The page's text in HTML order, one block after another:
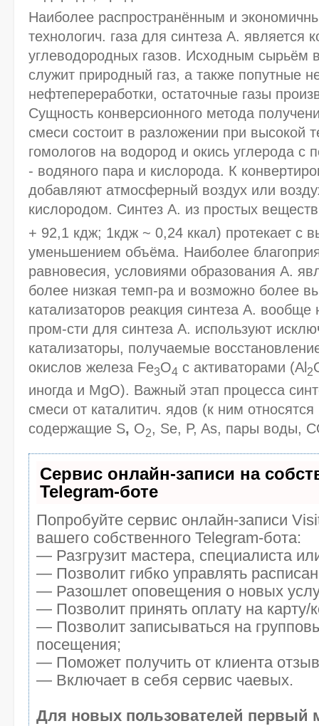
Наиболее распространённым и
технологич. газа для синтеза А. является
углеводородных газов. Исходным сырьём
служит природный газ, а также попутные
нефтепереработки, остаточные газы
Сущность конверсионного метода
смеси состоит в разложении при высокой
гомологов на водород и окись углерода с
- водяного пара и кислорода. К
добавляют атмосферный воздух или
кислородом. Синтез А. из простых
+ 92,1 кдж; 1кдж ~ 0,24 ккал) протекает с
уменьшением объёма. Наиболее
равновесия, условиями образования А.
более низкая темп-pa и возможно более
катализаторов реакция синтеза А. вообще
пром-сти для синтеза А. используют
катализаторы, получаемые
окислов железа Fe3O4 с активаторами (Аl2
иногда и MgO). Важный этап процесса
смеси от каталитич. ядов (к ним
содержащие S, О2, Se, P, As, пары воды,
Сервис онлайн-записи на
Telegram-боте
Попробуйте сервис онлайн-записи
вашего собственного Telegram-бота:
— Разгрузит мастера, специалиста
— Позволит гибко управлять
— Разошлет оповещения о новых
— Позволит принять оплату на карту/
— Позволит записываться на
посещения;
— Поможет получить от клиента
— Включает в себя сервис чаевых.
Для новых пользователей первый